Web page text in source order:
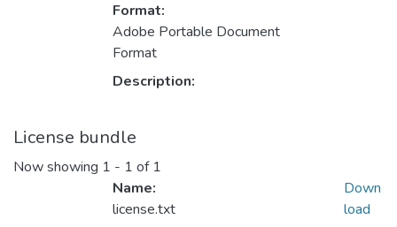
Format:
Adobe Portable Document
Format
Description:
License bundle
Now showing 1 - 1 of 1
Name:
license.txt
Down
load